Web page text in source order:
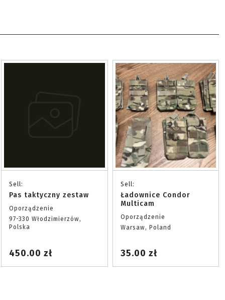
Sell:
Pas taktyczny zestaw
Oporządzenie
97-330 Włodzimierzów,
Polska
450.00 zł
Sell:
Ładownice Condor
Multicam
Oporządzenie
Warsaw, Poland
35.00 zł